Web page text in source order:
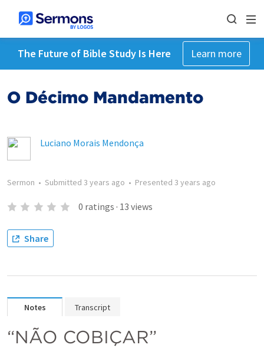
The Future of Bible Study Is Here Learn more
O Décimo Mandamento
Luciano Morais Mendonça
Sermon • Submitted 3 years ago • Presented 3 years ago
0 ratings · 13 views
Share
Notes Transcript
“NÃO COBIÇAR”